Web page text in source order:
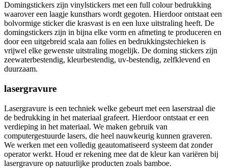
Domingstickers zijn vinylstickers met een full colour bedrukking
waarover een laagje kunsthars wordt gegoten. Hierdoor ontstaat een
bolvormige sticker die krasvast is en een luxe uitstraling heeft. De
domingstickers zijn in bijna elke vorm en afmeting te produceren en
door een uitgebreid scala aan folies en bedrukkingstechieken is
vrijwel elke gewenste uitstraling mogelijk. De doming stickers zijn
zeewaterbestendig, kleurbestendig, uv-bestendig, zelfklevend en
duurzaam.
lasergravure
Lasergravure is een techniek welke gebeurt met een laserstraal die
de bedrukking in het materiaal grafeert. Hierdoor ontstaat er een
verdieping in het materiaal. We maken gebruik van
computergestuurde lasers, die heel nauwkeurig kunnen graveren.
We werken met een volledig geautomatiseerd systeem dat zonder
operator werkt. Houd er rekening mee dat de kleur kan variëren bij
lasergravure op natuurlijke producten zoals bamboe.